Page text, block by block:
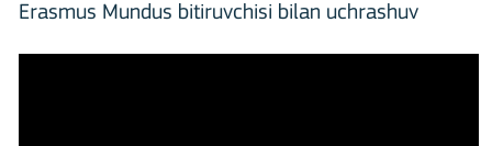
Erasmus Mundus bitiruvchisi bilan uchrashuv